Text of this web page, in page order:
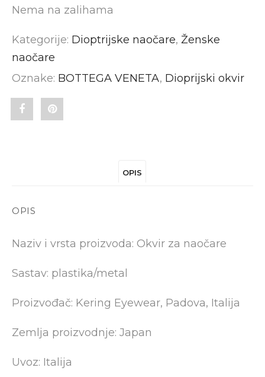
Nema na zalihama
Kategorije: Dioptrijske naočare, Ženske
naočare
Oznake: BOTTEGA VENETA, Dioprijski okvir
Share
on
Facebook
Pin
on
Pinterest
OPIS
OPIS
Naziv i vrsta proizvoda: Okvir za naočare
Sastav: plastika/metal
Proizvođač: Kering Eyewear, Padova, Italija
Zemlja proizvodnje: Japan
Uvoz: Italija